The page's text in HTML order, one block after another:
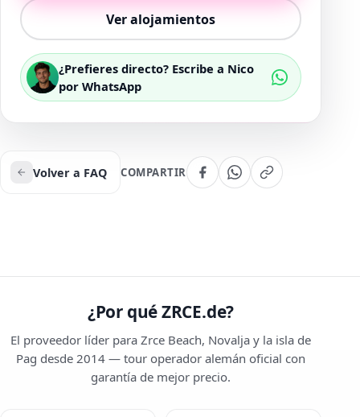
Ver alojamientos
¿Prefieres directo? Escribe a Nico
por WhatsApp
Volver a FAQ COMPARTIR
¿Por qué ZRCE.de?
El proveedor líder para Zrce Beach, Novalja y la isla de
Pag desde 2014 — tour operador alemán oficial con
garantía de mejor precio.